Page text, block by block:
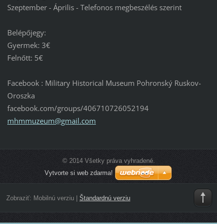
Szeptember - Április - Telefonos megbeszélés szerint
Belépőjegy:
Gyermek: 3€
Felnőtt: 5€
Facebook : Military Historical Museum Pohronský Ruskov-
Oroszka
facebook.com/groups/406710726052194
mhmmuzeum@gmail.com
© 2014 Všetky práva vyhradené.
Vytvorte si web zdarma!
Zobraziť: Mobilnú verziu| Štandardnú verziu